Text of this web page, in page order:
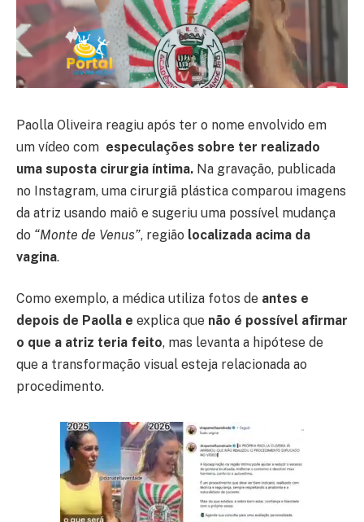
Paolla Oliveira reagiu após ter o nome envolvido em
um vídeo com especulações sobre ter realizado
uma suposta cirurgia íntima. Na gravação, publicada
no Instagram, uma cirurgiã plástica comparou imagens
da atriz usando maiô e sugeriu uma possível mudança
do “Monte de Venus”, região localizada acima da
vagina.
Como exemplo, a médica utiliza fotos de antes e
depois de Paolla e explica que não é possível afirmar
o que a atriz teria feito, mas levanta a hipótese de
que a transformação visual esteja relacionada ao
procedimento.